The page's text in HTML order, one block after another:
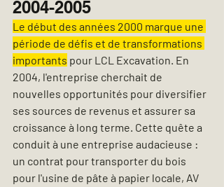
2004-2005
Le début des années 2000 marque une
période de défis et de transformations
importants pour LCL Excavation. En
2004, l'entreprise cherchait de
nouvelles opportunités pour diversifier
ses sources de revenus et assurer sa
croissance à long terme. Cette quête a
conduit à une entreprise audacieuse :
un contrat pour transporter du bois
pour l'usine de pâte à papier locale, AV